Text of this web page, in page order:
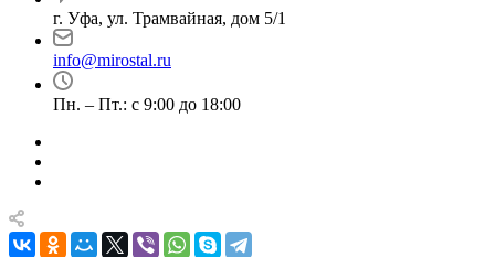
г. Уфа, ул. Трамвайная, дом 5/1
info@mirostal.ru
Пн. – Пт.: с 9:00 до 18:00